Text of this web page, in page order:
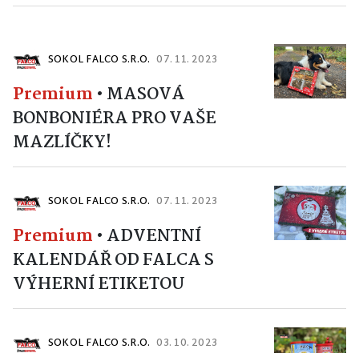
SOKOL FALCO S.R.O. 07. 11. 2023
Premium • MASOVÁ
BONBONIÉRA PRO VAŠE
MAZLÍČKY!
SOKOL FALCO S.R.O. 07. 11. 2023
Premium • ADVENTNÍ
KALENDÁŘ OD FALCA S
VÝHERNÍ ETIKETOU
SOKOL FALCO S.R.O. 03. 10. 2023